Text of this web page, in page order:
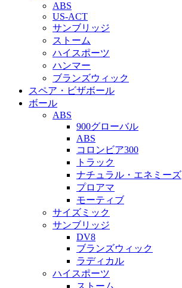
ABS
US‐ACT
サンブリッジ
ストーム
ハイスポーツ
ハンマー
ブランズウィック
スペア・ビザボール
ボール
ABS
900グローバル
ABS
コロンビア300
トラック
ナチュラル・エネミーズ
プロアマ
モーティブ
サイズミック
サンブリッジ
DV8
ブランズウィック
ラディカル
ハイスポーツ